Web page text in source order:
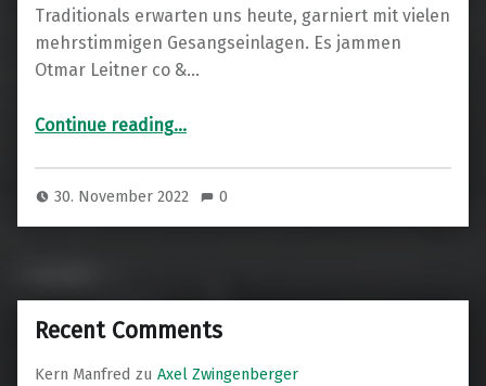
Traditionals erwarten uns heute, garniert mit vielen
mehrstimmigen Gesangseinlagen. Es jammen
Otmar Leitner co &…
Continue reading…
30. November 2022 0
Recent Comments
Kern Manfred zu Axel Zwingenberger